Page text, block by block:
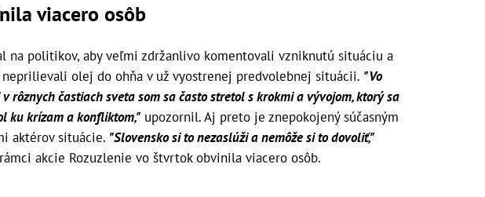
viacero osôb
na politikov, aby veľmi zdržanlivo komentovali vzniknutú situáciu a
olej do ohňa v už vyostrenej predvolebnej situácii. "Vo
rôznych častiach sveta som sa často stretol s krokmi a vývojom, ktorý sa
ku krízam a konfliktom," upozornil. Aj preto je znepokojený súčasným
aktérov situácie. "Slovensko si to nezaslúži a nemôže si to dovoliť,"
akcie Rozuzlenie vo štvrtok obvinila viacero osôb.